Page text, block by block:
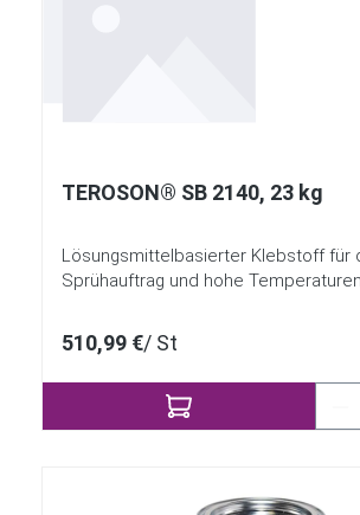
TEROSON® SB 2140, 23 kg
Lösungsmittelbasierter Klebstoff für
Sprühauftrag und hohe Temperaturen
510,99 €/ St